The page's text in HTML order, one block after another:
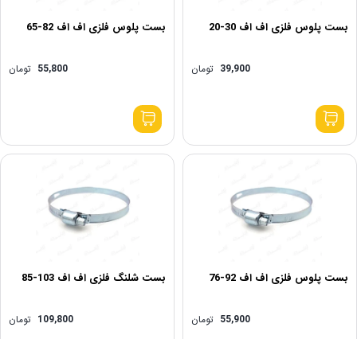
بست پلوس فلزی اف اف 30-20
39,900 تومان
بست پلوس فلزی اف اف 82-65
55,800 تومان
بست پلوس فلزی اف اف 92-76
55,900 تومان
بست شلنگ فلزی اف اف 103-85
109,800 تومان